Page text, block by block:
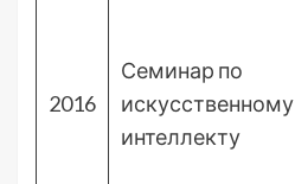
2016
Семинар по
искусственному
интеллекту